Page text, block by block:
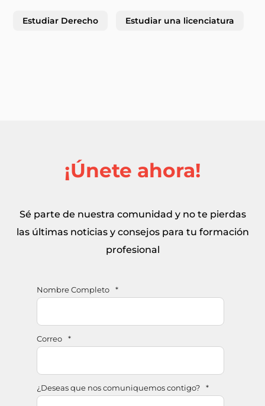
Estudiar Derecho Estudiar una licenciatura
¡Únete ahora!
Sé parte de nuestra comunidad y no te pierdas
las últimas noticias y consejos para tu formación
profesional
Nombre Completo *
Correo *
¿Deseas que nos comuniquemos contigo? *